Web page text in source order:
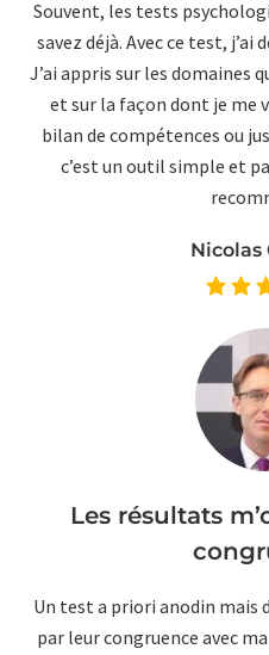
Souvent, les tests
savez déjà. Avec ce test, j’ai
J’ai appris sur les domaines
et sur la façon dont je me
bilan de compétences ou
c’est un outil simple et
Nicolas
Les résultats
Un test a priori anodin mais
par leur congruence avec